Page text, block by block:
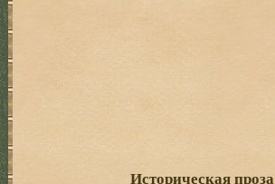
Историческая проза